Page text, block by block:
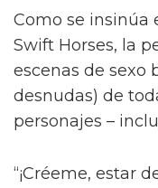
Como se insinúa
Swift Horses, la
escenas de sexo
desnudas) de
personajes –
“¡Créeme, estar